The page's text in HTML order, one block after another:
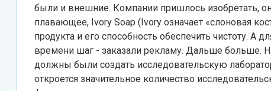
были и внешние. Компании пришлось изобретать,
плавающее, Ivory Soap (Ivory означает «слоновая
продукта и его способность обеспечить чистоту. А
времени шаг - заказали рекламу. Дальше больше.
должны были создать исследовательскую
откроется значительное количество